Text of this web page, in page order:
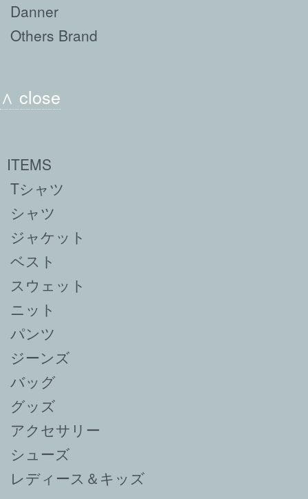
Danner
Others Brand
∧ close
ITEMS
Tシャツ
シャツ
ジャケット
ベスト
スウェット
ニット
パンツ
ジーンズ
バッグ
グッズ
アクセサリー
シューズ
レディース＆キッズ